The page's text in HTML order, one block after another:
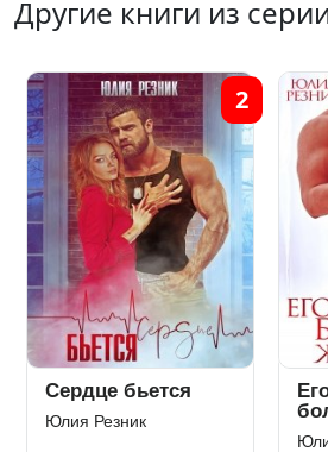
Другие книги из
Сердце бьется
Юлия Резник
2